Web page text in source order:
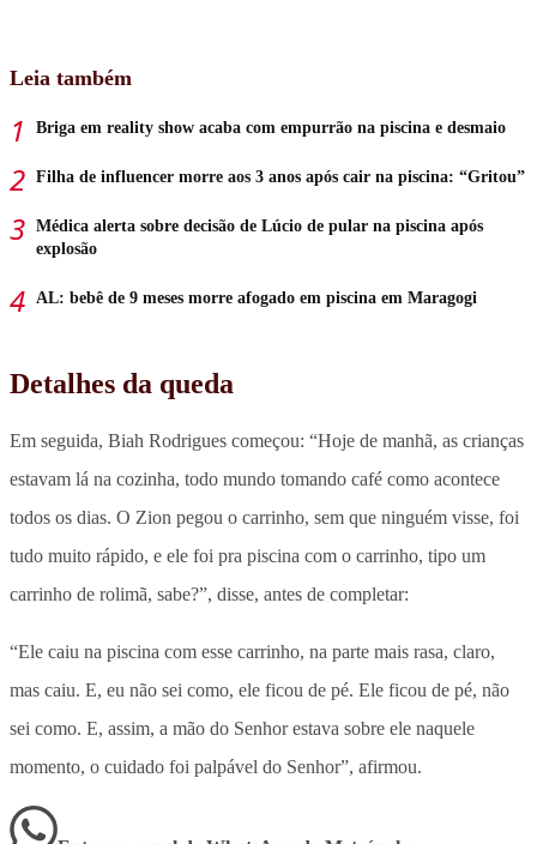
Leia também
Briga em reality show acaba com empurrão na piscina e desmaio
Filha de influencer morre aos 3 anos após cair na piscina: “Gritou”
Médica alerta sobre decisão de Lúcio de pular na piscina após
explosão
AL: bebê de 9 meses morre afogado em piscina em Maragogi
Detalhes da queda
Em seguida, Biah Rodrigues começou: “Hoje de manhã, as crianças
estavam lá na cozinha, todo mundo tomando café como acontece
todos os dias. O Zion pegou o carrinho, sem que ninguém visse, foi
tudo muito rápido, e ele foi pra piscina com o carrinho, tipo um
carrinho de rolimã, sabe?”, disse, antes de completar:
“Ele caiu na piscina com esse carrinho, na parte mais rasa, claro,
mas caiu. E, eu não sei como, ele ficou de pé. Ele ficou de pé, não
sei como. E, assim, a mão do Senhor estava sobre ele naquele
momento, o cuidado foi palpável do Senhor”, afirmou.